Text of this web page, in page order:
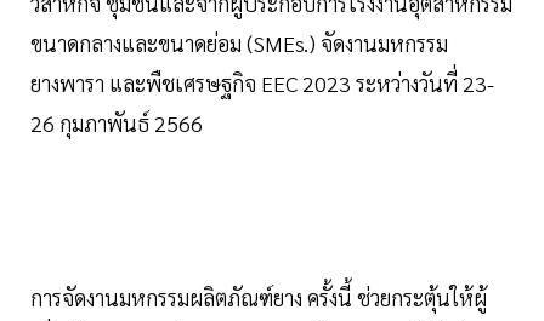
ขนาดกลางและขนาดย่อม (SMEs.) จัดงานมหกรรม
ยางพารา และพืชเศรษฐกิจ EEC 2023 ระหว่างวันที่ 23-
26 กุมภาพันธ์ 2566
การจัดงานมหกรรมผลิตภัณฑ์ยาง ครั้งนี้ ช่วยกระตุ้นให้ผู้